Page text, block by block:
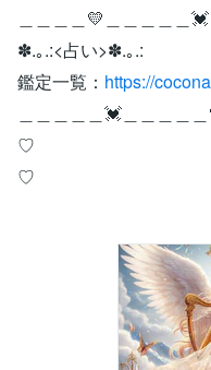
＿＿＿＿💛＿＿＿＿＿💓
✽.｡.:<占い>✽.｡.:
鑑定一覧： https://
＿＿＿＿＿💓＿＿＿＿
♡
♡